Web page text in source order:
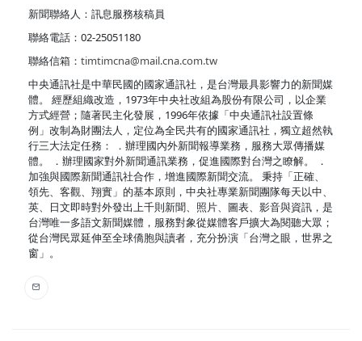
新聞聯絡人：訊息服務核稿員
聯絡電話：02-25051180
聯絡信箱： timtimcna@mail.cna.com.tw
中央通訊社是中華民國的國家通訊社，是台灣最具影響力的新聞媒
體。 經歷組織改造，1973年中央社改組為股份有限公司，以企業
方式經營；隨著民主化發展，1996年依據「中央通訊社設置條
例」改制為財團法人，定位為全民共有的國家通訊社，獨立超然執
行三大法定任務： ．辦理國內外新聞報導業務，服務大眾傳播媒
體。 ．辦理國家對外新聞通訊業務，促進國際對台灣之瞭解。 ．
加強與國際新聞通訊社合作，增進國際新聞交流。 秉持「正確、
領先、客觀、翔實」的基本原則，中央社專業新聞團隊每天以中、
英、日文即時對外發出上千則新聞、照片、圖表、影音與資訊，是
台灣唯一多語文新聞媒體，服務對象從媒體客戶擴大為閱聽大眾；
從台灣民眾延伸至全球僑胞與讀者，充分扮演「台灣之眼，世界之
窗」。